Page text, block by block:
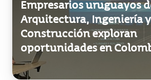
Empresarios uruguayos
Arquitectura, Ingeniería y
Construcción exploran
oportunidades en